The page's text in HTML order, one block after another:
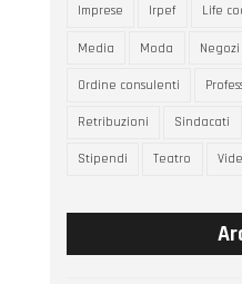
Imprese Irpef Life
Media Moda Negozi
Ordine consulenti
Retribuzioni Sindacati
Stipendi Teatro